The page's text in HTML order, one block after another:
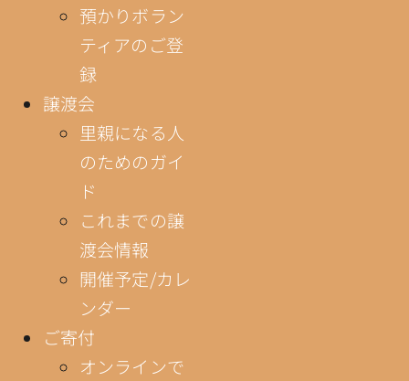
預かりボラン
ティアのご登
録
譲渡会
里親になる人
のためのガイ
ド
これまでの譲
渡会情報
開催予定/カレ
ンダー
ご寄付
オンラインで